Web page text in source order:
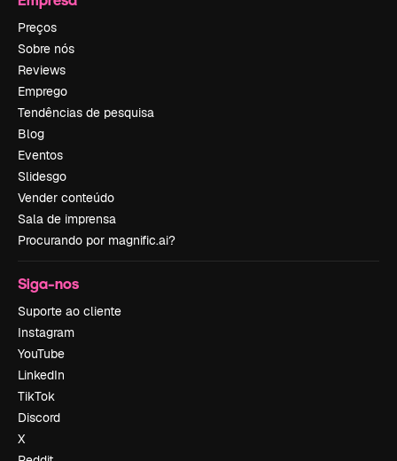
Preços
Sobre nós
Reviews
Emprego
Tendências de pesquisa
Blog
Eventos
Slidesgo
Vender conteúdo
Sala de imprensa
Procurando por magnific.ai?
Siga-nos
Suporte ao cliente
Instagram
YouTube
LinkedIn
TikTok
Discord
X